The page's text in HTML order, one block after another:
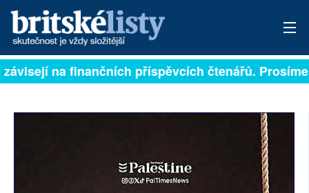
PŘIHLÁSIT
na finančních příspěvcích čtenářů.